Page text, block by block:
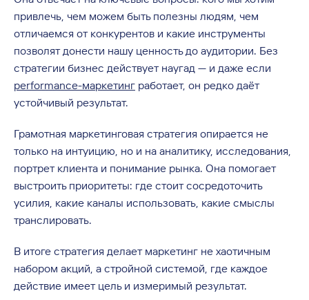
привлечь, чем можем быть полезны людям, чем
отличаемся от конкурентов и какие инструменты
позволят донести нашу ценность до аудитории. Без
стратегии бизнес действует наугад — и даже если
performance-маркетинг работает, он редко даёт
устойчивый результат.
Грамотная маркетинговая стратегия опирается не
только на интуицию, но и на аналитику, исследования,
портрет клиента и понимание рынка. Она помогает
выстроить приоритеты: где стоит сосредоточить
усилия, какие каналы использовать, какие смыслы
транслировать.
В итоге стратегия делает маркетинг не хаотичным
набором акций, а стройной системой, где каждое
действие имеет цель и измеримый результат.